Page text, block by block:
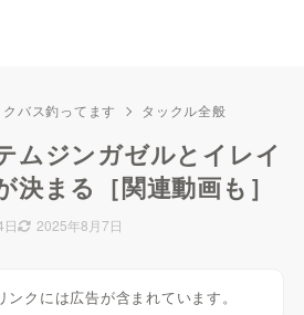
バス釣ってます タックル全般
ムジンガゼルとイレイ
まる［関連動画も］
2025年8月7日
ンクには広告が含まれています。